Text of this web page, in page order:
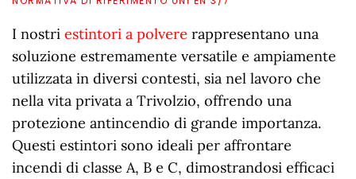
I nostri estintori a polvere rappresentano una
soluzione estremamente versatile e ampiamente
utilizzata in diversi contesti, sia nel lavoro che
nella vita privata a Trivolzio, offrendo una
protezione antincendio di grande importanza.
Questi estintori sono ideali per affrontare
incendi di classe A, B e C, dimostrandosi efficaci